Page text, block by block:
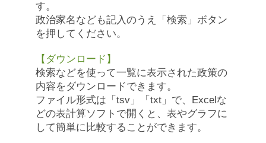
す。
政治家名なども記入のうえ「検索」ボタン
を押してください。
【ダウンロード】
検索などを使って一覧に表示された政策の
内容をダウンロードできます。
ファイル形式は「tsv」「txt」で、Excelな
どの表計算ソフトで開くと、表やグラフに
して簡単に比較することができます。